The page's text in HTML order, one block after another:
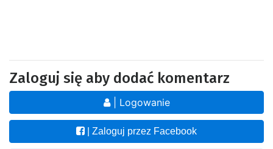
Zaloguj się aby dodać komentarz
| Logowanie
| Zaloguj przez Facebook